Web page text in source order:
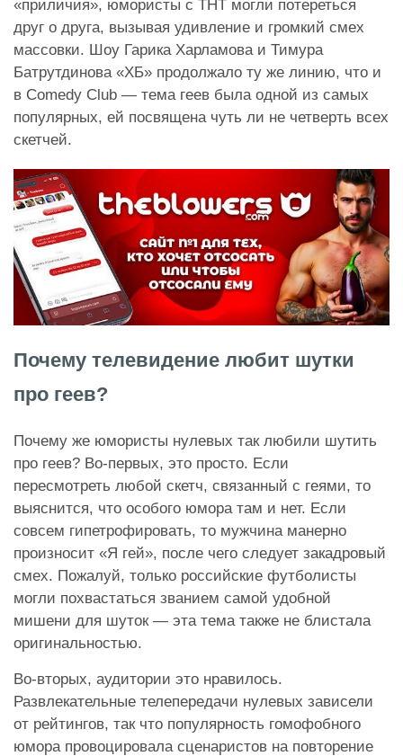
«приличия», юмористы с ТНТ могли потереться
друг о друга, вызывая удивление и громкий смех
массовки. Шоу Гарика Харламова и Тимура
Батрутдинова «ХБ» продолжало ту же линию, что и
в Comedy Club — тема геев была одной из самых
популярных, ей посвящена чуть ли не четверть всех
скетчей.
Почему телевидение любит шутки
про геев?
Почему же юмористы нулевых так любили шутить
про геев? Во-первых, это просто. Если
пересмотреть любой скетч, связанный с геями, то
выяснится, что особого юмора там и нет. Если
совсем гипетрофировать, то мужчина манерно
произносит «Я гей», после чего следует закадровый
смех. Пожалуй, только российские футболисты
могли похвастаться званием самой удобной
мишени для шуток — эта тема также не блистала
оригинальностью.
Во-вторых, аудитории это нравилось.
Развлекательные телепередачи нулевых зависели
от рейтингов, так что популярность гомофобного
юмора провоцировала сценаристов на повторение